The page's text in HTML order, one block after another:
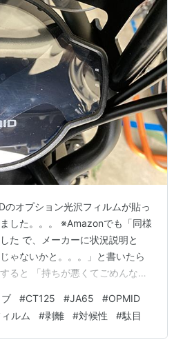
のオプション光沢フィルムが貼っ
した。。。 ※Amazonでも「同様
た で、メーカーに状況説明と
ゃないかと。。。」と書いたら
ると 「持ちが悪くてごめんなさ
たない事を追記します」「もう
うで・・・＾＾； えー。 バイ
持たないのは駄目じゃないか
#CT125 #JA65 #OPMID
ルム #剥離 #対候性 #駄目